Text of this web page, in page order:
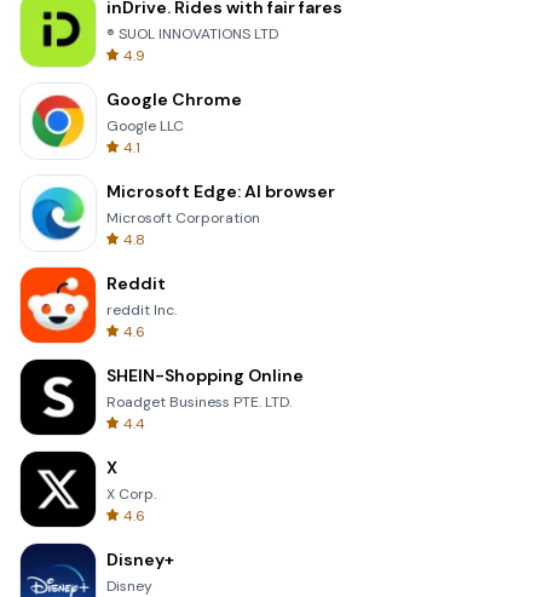
inDrive. Rides with fair fares
® SUOL INNOVATIONS LTD
4.9
Google Chrome
Google LLC
4.1
Microsoft Edge: AI browser
Microsoft Corporation
4.8
Reddit
reddit Inc.
4.6
SHEIN-Shopping Online
Roadget Business PTE. LTD.
4.4
X
X Corp.
4.6
Disney+
Disney